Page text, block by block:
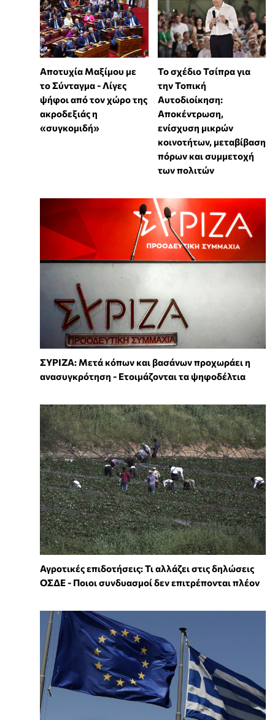
Αποτυχία Μαξίμου με
το Σύνταγμα - Λίγες
ψήφοι από τον χώρο της
ακροδεξιάς η
«συγκομιδή»
Το σχέδιο Τσίπρα για
την Τοπική
Αυτοδιοίκηση:
Αποκέντρωση,
ενίσχυση μικρών
κοινοτήτων, μεταβίβαση
πόρων και συμμετοχή
των πολιτών
ΣΥΡΙΖΑ: Μετά κόπων και βασάνων προχωράει η
ανασυγκρότηση - Ετοιμάζονται τα ψηφοδέλτια
Αγροτικές επιδοτήσεις: Τι αλλάζει στις δηλώσεις
ΟΣΔΕ - Ποιοι συνδυασμοί δεν επιτρέπονται πλέον